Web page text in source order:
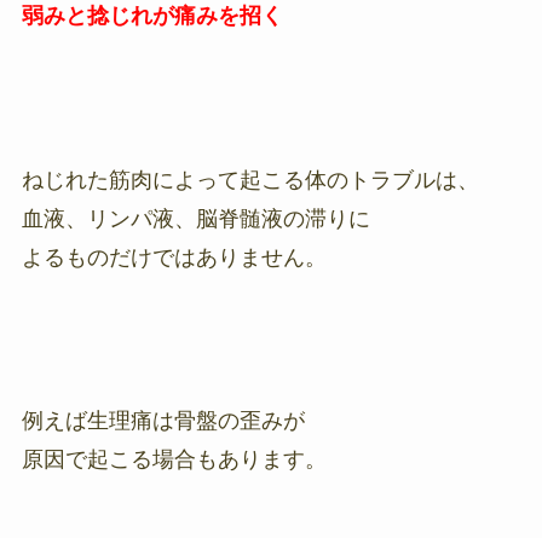
弱みと捻じれが痛みを招く
ねじれた筋肉によって起こる体のトラブルは、
血液、リンパ液、脳脊髄液の滞りに
よるものだけではありません。
例えば生理痛は骨盤の歪みが
原因で起こる場合もあります。